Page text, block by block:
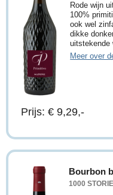
Rode wijn
100%
ook wel
dikke
uitstekende
Meer over
Prijs: € 9,29,-
Bourbon
1000